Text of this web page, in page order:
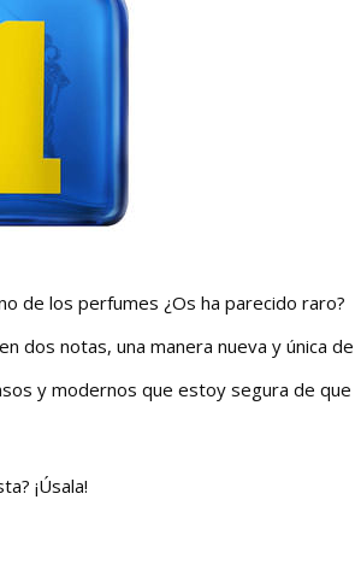
de los perfumes ¿Os ha parecido raro?
dos notas, una manera nueva y única
y modernos que estoy segura de que
¡Úsala!